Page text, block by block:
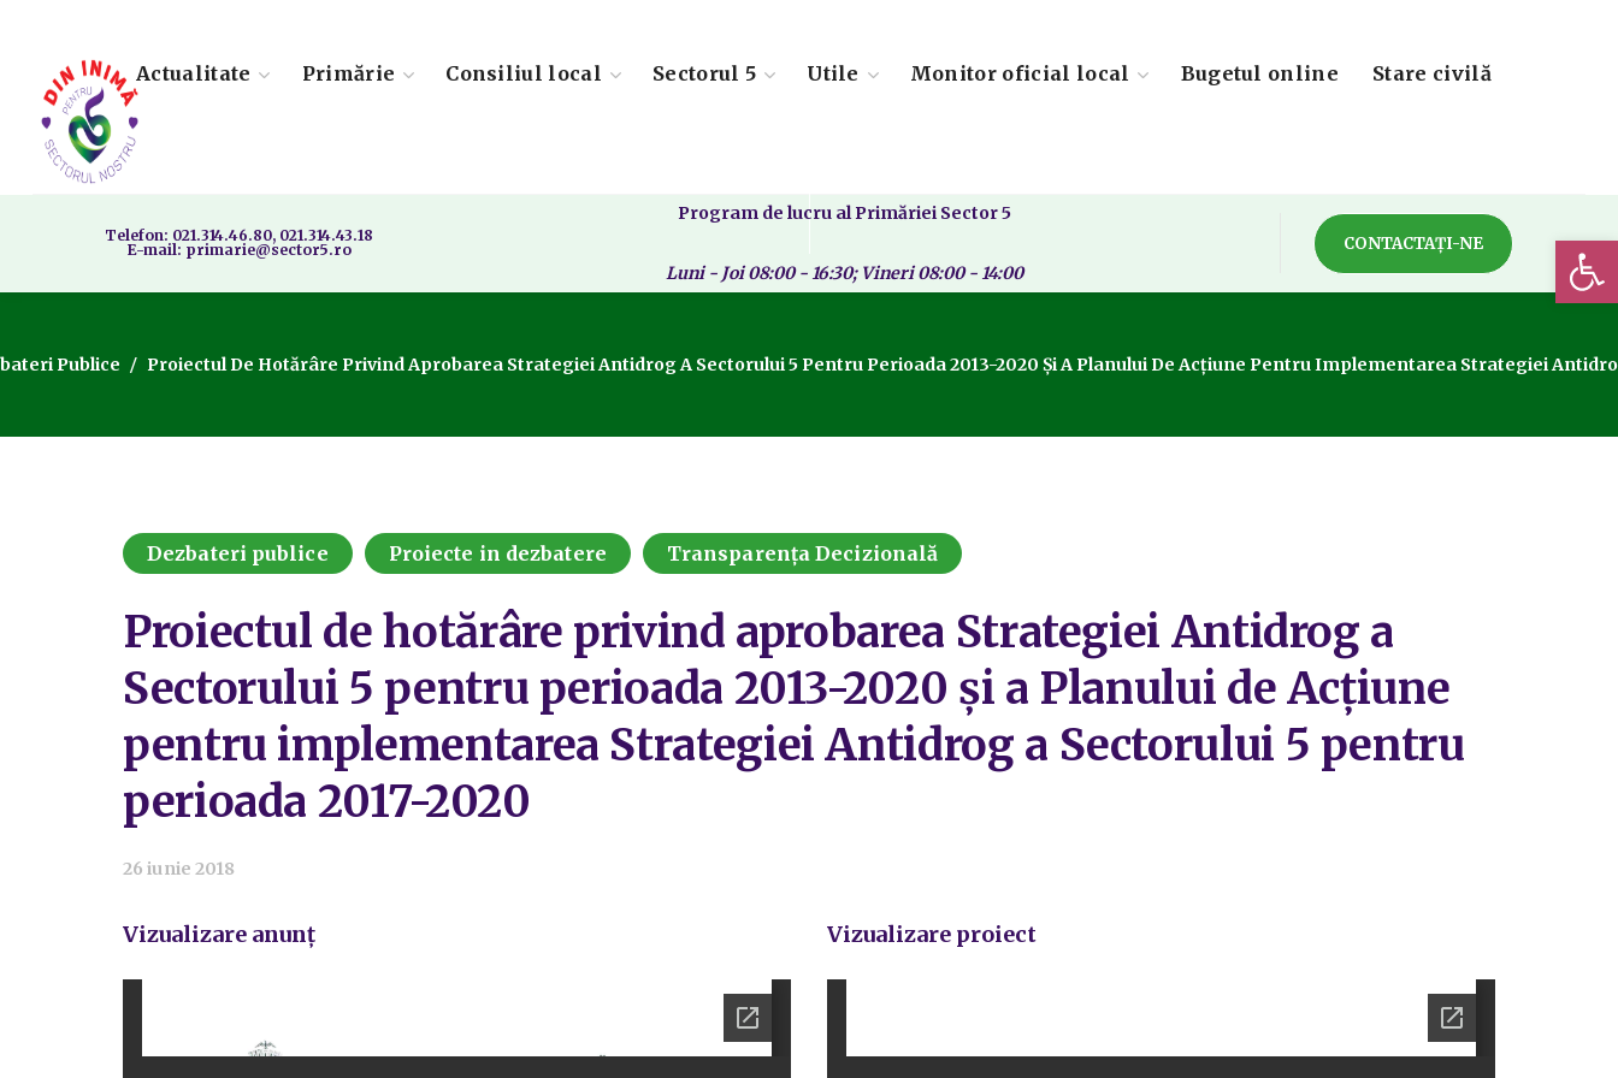
Actualitate Primărie Consiliul local Sectorul 5 Utile Monitor oficial local Bugetul online Stare civilă
Telefon: 021.314.46.80, 021.314.43.18
E-mail: primarie@sector5.ro
Program de lucru al Primăriei Sector 5
Luni - Joi 08:00 - 16:30; Vineri 08:00 - 14:00
CONTACTAȚI-NE
Publice Proiectul De Hotărâre Privind Aprobarea Strategiei Antidrog A Sectorului 5 Pentru Perioada 2013-2020 Și A Planului De Acțiune Pentru Implementarea Strategiei
Dezbateri publice Proiecte in dezbatere Transparența Decizională
Proiectul de hotărâre privind aprobarea Strategiei Antidrog a
Sectorului 5 pentru perioada 2013-2020 și a Planului de Acțiune
pentru implementarea Strategiei Antidrog a Sectorului 5 pentru
perioada 2017-2020
26 iunie 2018
Vizualizare anunț Vizualizare proiect